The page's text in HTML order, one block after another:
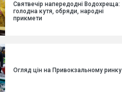
Святвечір напередодні Водохреща:
голодна кутя, обряди, народні
прикмети
Огляд цін на Привокзальному ринку